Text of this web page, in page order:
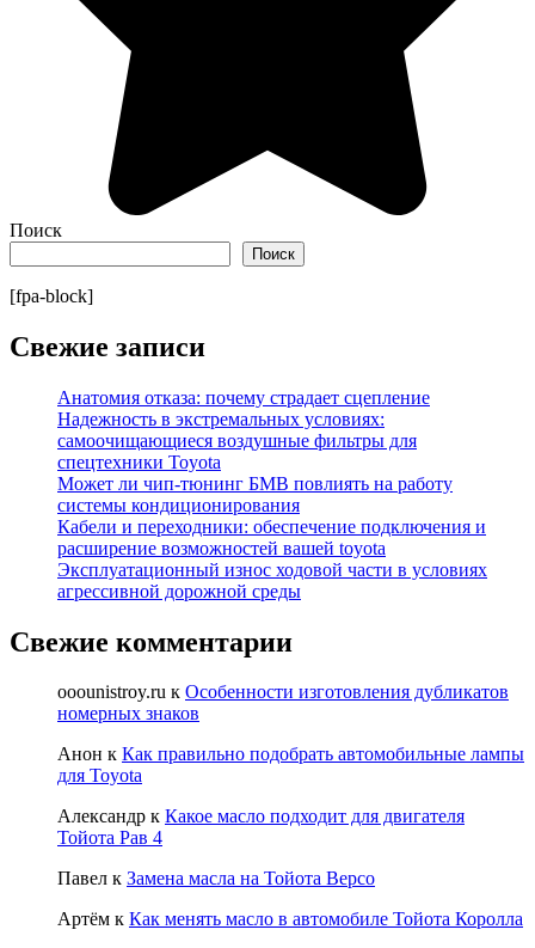
Поиск
Поиск
[fpa-block]
Свежие записи
Анатомия отказа: почему страдает сцепление
Надежность в экстремальных условиях:
самоочищающиеся воздушные фильтры для
спецтехники Toyota
Может ли чип-тюнинг БМВ повлиять на работу
системы кондиционирования
Кабели и переходники: обеспечение подключения и
расширение возможностей вашей toyota
Эксплуатационный износ ходовой части в условиях
агрессивной дорожной среды
Свежие комментарии
ooounistroy.ru к Особенности изготовления дубликатов
номерных знаков
Анон к Как правильно подобрать автомобильные лампы
для Toyota
Александр к Какое масло подходит для двигателя
Тойота Рав 4
Павел к Замена масла на Тойота Версо
Артём к Как менять масло в автомобиле Тойота Королла